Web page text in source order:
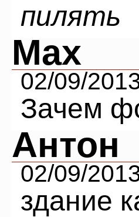
пилять
Max
02/09/
Зачем
Антон
02/09/
здание